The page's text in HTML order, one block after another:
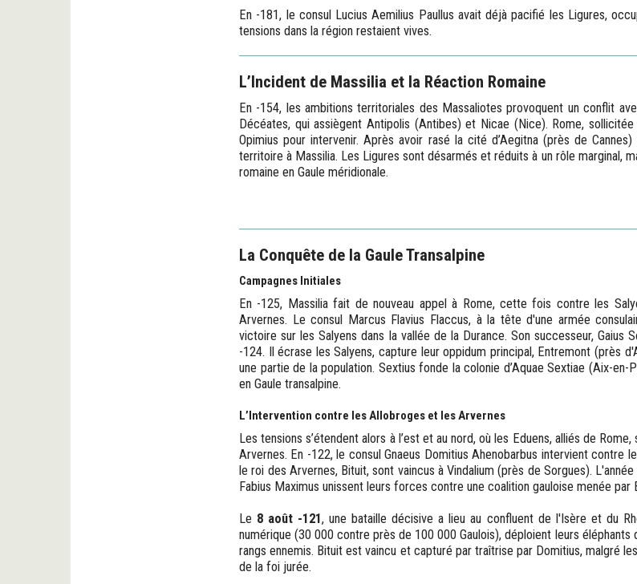
En -181, le consul Lucius Aemilius Paullus avait déjà pacifié les Ligures,
tensions dans la région restaient vives.
L’Incident de Massilia et la Réaction Romaine
En -154, les ambitions territoriales des Massaliotes provoquent un conflit
Décéates, qui assiègent Antipolis (Antibes) et Nicae (Nice). Rome,
Opimius pour intervenir. Après avoir rasé la cité d’Aegitna (près de
territoire à Massilia. Les Ligures sont désarmés et réduits à un rôle marginal,
romaine en Gaule méridionale.
La Conquête de la Gaule Transalpine
Campagnes Initiales
En -125, Massilia fait de nouveau appel à Rome, cette fois contre les
Arvernes. Le consul Marcus Flavius Flaccus, à la tête d'une armée
victoire sur les Salyens dans la vallée de la Durance. Son successeur, Gaius
-124. Il écrase les Salyens, capture leur oppidum principal, Entremont (près
une partie de la population. Sextius fonde la colonie d’Aquae Sextiae (Aix-
en Gaule transalpine.
L’Intervention contre les Allobroges et les Arvernes
Les tensions s’étendent alors à l’est et au nord, où les Eduens, alliés de
Arvernes. En -122, le consul Gnaeus Domitius Ahenobarbus intervient contre
le roi des Arvernes, Bituit, sont vaincus à Vindalium (près de Sorgues).
Fabius Maximus unissent leurs forces contre une coalition gauloise menée par
Le 8 août -121, une bataille décisive a lieu au confluent de l'Isère et du
numérique (30 000 contre près de 100 000 Gaulois), déploient leurs éléphants
rangs ennemis. Bituit est vaincu et capturé par traîtrise par Domitius, malgré
de la foi jurée.